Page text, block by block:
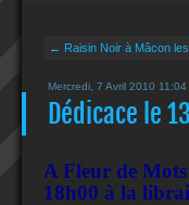
← Raisin Noir à Mâcon les
Mercredi, 7 Avril 2010 11:04
Dédicace le
A Fleur de
18h00 à la